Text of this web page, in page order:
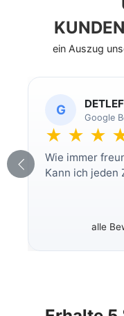
ein Auszug
G
Google
★ ★ ★
Wie immer
Kann ich jeden
alle